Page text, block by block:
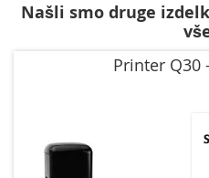
Našli smo druge
Printer Q30